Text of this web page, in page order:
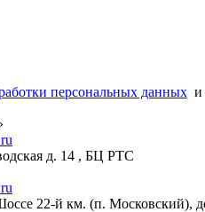
персональных данных и
д. 14 , БЦ РТС
22-й км. (п. Московский),